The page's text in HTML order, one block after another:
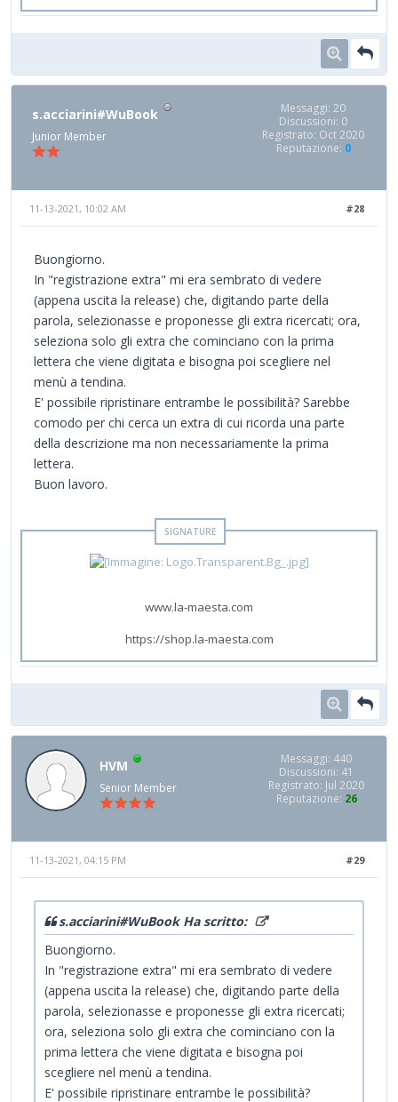
s.acciarini#WuBook
Junior Member
Messaggi: 20
Discussioni: 0
Registrato: Oct 2020
Reputazione: 0
#28
11-13-2021, 10:02 AM
Buongiorno.
In "registrazione extra" mi era sembrato di vedere
(appena uscita la release) che, digitando parte della
parola, selezionasse e proponesse gli extra ricercati; ora,
seleziona solo gli extra che cominciano con la prima
lettera che viene digitata e bisogna poi scegliere nel
menù a tendina.
E' possibile ripristinare entrambe le possibilità? Sarebbe
comodo per chi cerca un extra di cui ricorda una parte
della descrizione ma non necessariamente la prima
lettera.
Buon lavoro.
www.la-maesta.com
https://shop.la-maesta.com
HVM
Senior Member
Messaggi: 440
Discussioni: 41
Registrato: Jul 2020
Reputazione: 26
#29
11-13-2021, 04:15 PM
s.acciarini#WuBook Ha scritto:
Buongiorno.
In "registrazione extra" mi era sembrato di vedere
(appena uscita la release) che, digitando parte della
parola, selezionasse e proponesse gli extra ricercati;
ora, seleziona solo gli extra che cominciano con la
prima lettera che viene digitata e bisogna poi
scegliere nel menù a tendina.
E' possibile ripristinare entrambe le possibilità?